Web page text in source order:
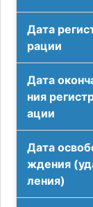
Дата
рации
Дата
ния
ации
Дата
ждения
ления)